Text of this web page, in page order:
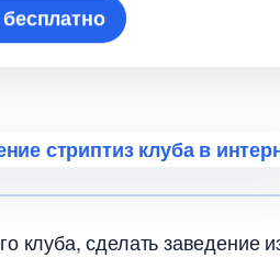
клуба, сделать